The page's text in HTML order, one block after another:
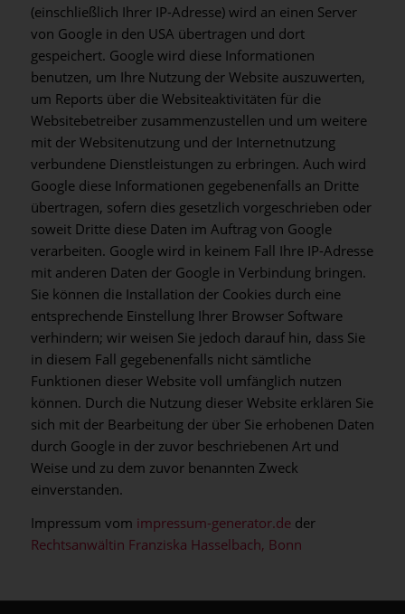
(einschließlich Ihrer IP-Adresse) wird an einen Server
von Google in den USA übertragen und dort
gespeichert. Google wird diese Informationen
benutzen, um Ihre Nutzung der Website auszuwerten,
um Reports über die Websiteaktivitäten für die
Websitebetreiber zusammenzustellen und um weitere
mit der Websitenutzung und der Internetnutzung
verbundene Dienstleistungen zu erbringen. Auch wird
Google diese Informationen gegebenenfalls an Dritte
übertragen, sofern dies gesetzlich vorgeschrieben oder
soweit Dritte diese Daten im Auftrag von Google
verarbeiten. Google wird in keinem Fall Ihre IP-Adresse
mit anderen Daten der Google in Verbindung bringen.
Sie können die Installation der Cookies durch eine
entsprechende Einstellung Ihrer Browser Software
verhindern; wir weisen Sie jedoch darauf hin, dass Sie
in diesem Fall gegebenenfalls nicht sämtliche
Funktionen dieser Website voll umfänglich nutzen
können. Durch die Nutzung dieser Website erklären Sie
sich mit der Bearbeitung der über Sie erhobenen Daten
durch Google in der zuvor beschriebenen Art und
Weise und zu dem zuvor benannten Zweck
einverstanden.
Impressum vom impressum-generator.deder
Rechtsanwältin Franziska Hasselbach, Bonn